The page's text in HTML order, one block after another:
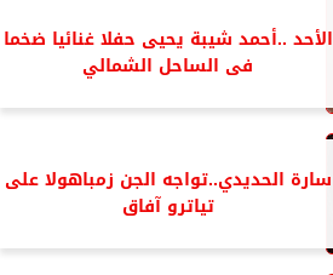
الأحد ..أحمد شيبة يحيى حفلا غنائيا ضخما
فى الساحل الشمالي
سارة الحديدي..تواجه الجن زمباهولا على
تياترو آفاق